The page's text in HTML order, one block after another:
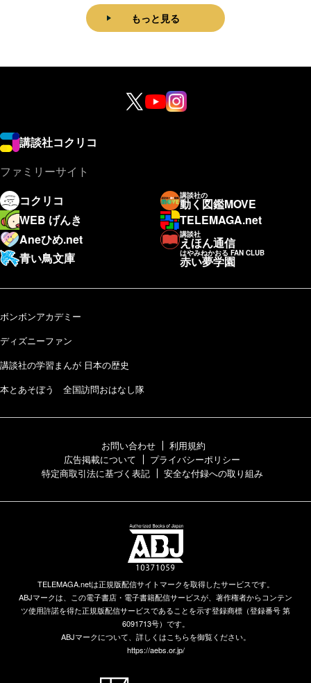
もっと見る
講談社コクリコ
ファミリーサイト
コクリコ
講談社の
動く図鑑MOVE
WEB げんき
TELEMAGA.net
Aneひめ.net
講談社
えほん通信
青い鳥文庫
はやみねかおる FAN CLUB
赤い夢学園
ボンボンアカデミー
ディズニーファン
講談社の学習まんが 日本の歴史
本とあそぼう 全国訪問おはなし隊
お問い合わせ
利用規約
広告掲載について
プライバシーポリシー
特定商取引法に基づく表記
安全な付録への取り組み
TELEMAGA.netは正規版配信サイトマークを取得したサービスです。
ABJマークは、この電子書店・電子書籍配信サービスが、著作権者からコンテン
ツ使用許諾を得た正規版配信サービスであることを示す登録商標（登録番号 第
6091713号）です。
ABJマークについて、詳しくはこちらを御覧ください。
https://aebs.or.jp/